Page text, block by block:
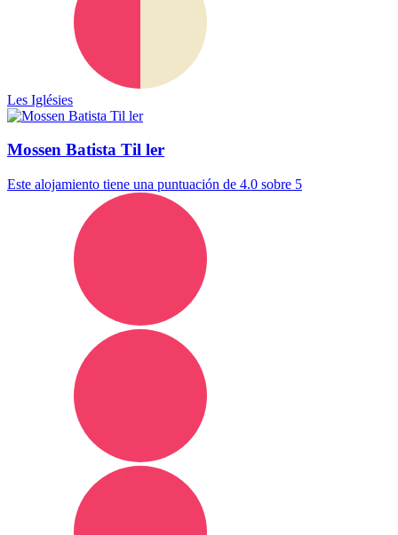
Les Iglésies
Mossen Batista Til ler
Este alojamiento tiene una puntuación de 4.0 sobre 5